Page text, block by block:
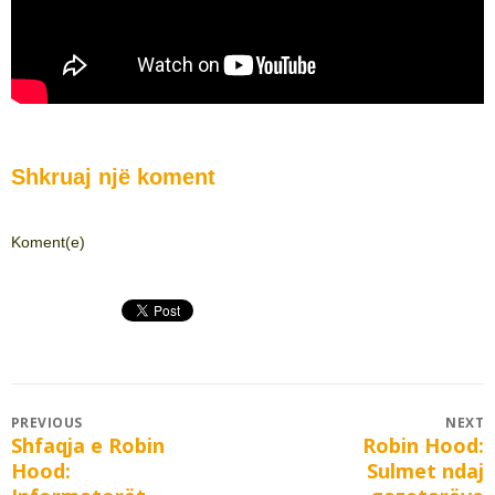
Shkruaj një koment
Koment(e)
Post
navigation
PREVIOUS
Previous
post:
Shfaqja e Robin
Hood:
NEXT
Robin Hood:
Sulmet ndaj